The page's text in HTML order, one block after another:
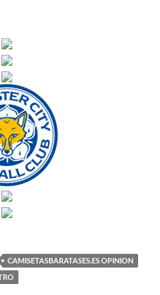
CAMISETASBARATASES.ES OPINION